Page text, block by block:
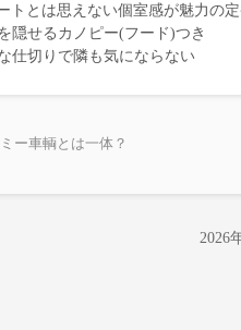
トとは思えない個室感が魅力の
隠せるカノピー(フード)つき
仕切りで隣も気にならない
ー車輌とは一体？
2026